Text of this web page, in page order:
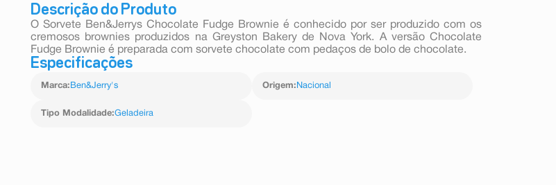
Descrição do Produto
O Sorvete Ben&Jerrys Chocolate Fudge Brownie é conhecido por ser produzido com os
cremosos brownies produzidos na Greyston Bakery de Nova York. A versão Chocolate
Fudge Brownie é preparada com sorvete chocolate com pedaços de bolo de chocolate.
Especificações
Marca: Ben&Jerry's Origem: Nacional
Tipo Modalidade:Geladeira